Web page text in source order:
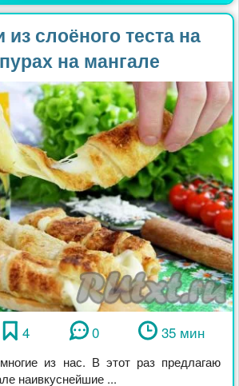
из слоёного теста на
на мангале
4 0 35 мин
из нас. В этот раз предлагаю
наивкуснейшие ...